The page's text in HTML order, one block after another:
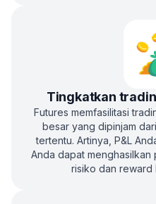
Tingkatkan
Futures memfasilitasi
besar yang dipinjam
tertentu. Artinya, P&L
Anda dapat menghasilkan
risiko dan reward